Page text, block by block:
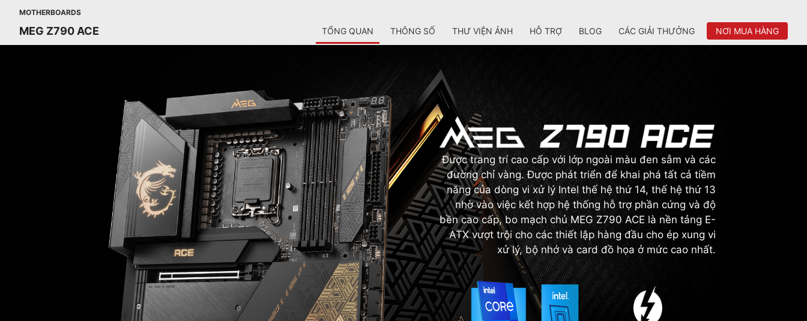
MOTHERBOARDS
MEG Z790 ACE TỔNG QUAN THÔNG SỐ THƯ VIỆN ẢNH HỖ TRỢ BLOG CÁC GIẢI THƯỞNG NƠI MUA HÀNG
Được trang trí cao cấp với lớp ngoài màu đen sẫm và các
đường chỉ vàng. Được phát triển để khai phá tất cả tiềm
năng của dòng vi xử lý Intel thế hệ thứ 14, thế hệ thứ 13
nhờ vào việc kết hợp hệ thống hỗ trợ phần cứng và độ
bền cao cấp, bo mạch chủ MEG Z790 ACE là nền tảng E-
ATX vượt trội cho các thiết lập hàng đầu cho ép xung vi
xử lý, bộ nhớ và card đồ họa ở mức cao nhất.